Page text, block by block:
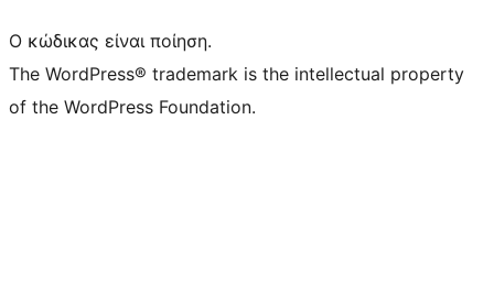
Ο κώδικας είναι ποίηση.
The WordPress® trademark is the intellectual property
of the WordPress Foundation.